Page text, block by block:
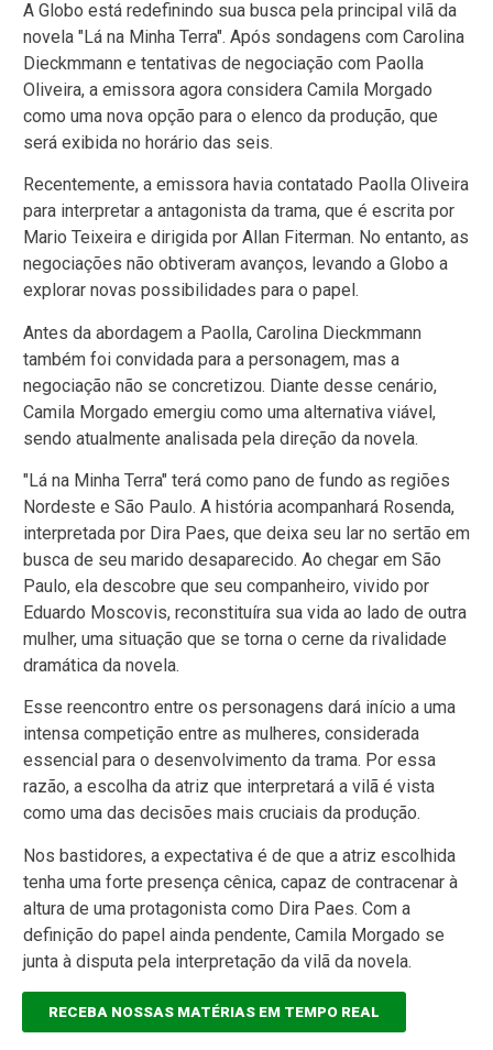
A Globo está redefinindo sua busca pela principal vilã da
novela "Lá na Minha Terra". Após sondagens com Carolina
Dieckmmann e tentativas de negociação com Paolla
Oliveira, a emissora agora considera Camila Morgado
como uma nova opção para o elenco da produção, que
será exibida no horário das seis.
Recentemente, a emissora havia contatado Paolla Oliveira
para interpretar a antagonista da trama, que é escrita por
Mario Teixeira e dirigida por Allan Fiterman. No entanto, as
negociações não obtiveram avanços, levando a Globo a
explorar novas possibilidades para o papel.
Antes da abordagem a Paolla, Carolina Dieckmmann
também foi convidada para a personagem, mas a
negociação não se concretizou. Diante desse cenário,
Camila Morgado emergiu como uma alternativa viável,
sendo atualmente analisada pela direção da novela.
"Lá na Minha Terra" terá como pano de fundo as regiões
Nordeste e São Paulo. A história acompanhará Rosenda,
interpretada por Dira Paes, que deixa seu lar no sertão em
busca de seu marido desaparecido. Ao chegar em São
Paulo, ela descobre que seu companheiro, vivido por
Eduardo Moscovis, reconstituíra sua vida ao lado de outra
mulher, uma situação que se torna o cerne da rivalidade
dramática da novela.
Esse reencontro entre os personagens dará início a uma
intensa competição entre as mulheres, considerada
essencial para o desenvolvimento da trama. Por essa
razão, a escolha da atriz que interpretará a vilã é vista
como uma das decisões mais cruciais da produção.
Nos bastidores, a expectativa é de que a atriz escolhida
tenha uma forte presença cênica, capaz de contracenar à
altura de uma protagonista como Dira Paes. Com a
definição do papel ainda pendente, Camila Morgado se
junta à disputa pela interpretação da vilã da novela.
RECEBA NOSSAS MATÉRIAS EM TEMPO REAL